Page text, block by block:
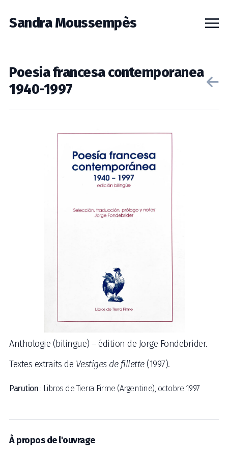
Sandra Moussempès
Poesia francesa contemporanea
1940-1997
Anthologie (bilingue) – édition de Jorge Fondebrider.
Textes extraits de Vestiges de fillette(1997).
Parution : Libros de Tierra Firme (Argentine), octobre 1997
À propos de l'ouvrage